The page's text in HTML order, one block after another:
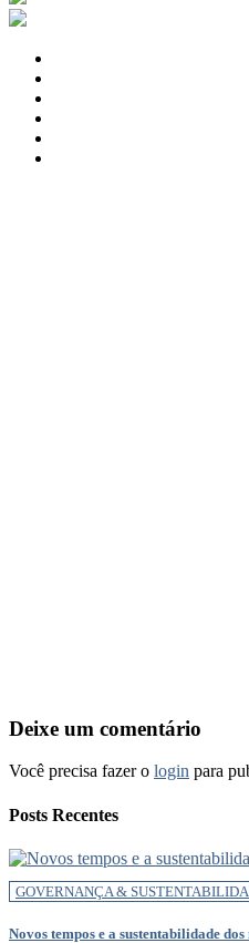
Deixe um comentário
Você precisa fazer o login para
Posts Recentes
GOVERNANÇA &
Novos tempos e a sustentabilidade dos